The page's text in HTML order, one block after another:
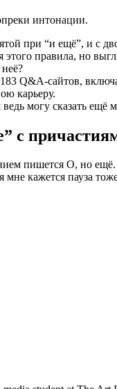
интонации.
при “и ещё”, и с
правила, но
183 Q&A-сайтов,
карьеру.
могу сказать
с
пишется О, но ещё.
мне кажется пауза